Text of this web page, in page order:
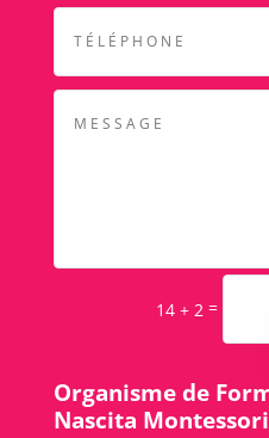
14 + 2 =
Organisme de
Nascita